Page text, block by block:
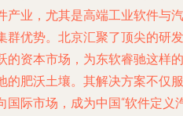
产业，尤其是高端工业软件与汽
群优势。北京汇聚了顶尖的研发
的资本市场，为东软睿驰这样的
的肥沃土壤。其解决方案不仅服
际市场，成为中国“软件定义